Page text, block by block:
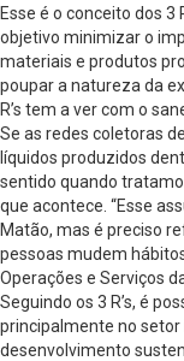
Esse é o conceito dos 3
objetivo minimizar o
materiais e produtos
poupar a natureza da
R’s tem a ver com o
Se as redes coletoras
líquidos produzidos
sentido quando
que acontece. “Esse
Matão, mas é preciso
pessoas mudem
Operações e Serviços
Seguindo os 3 R’s, é
principalmente no
desenvolvimento